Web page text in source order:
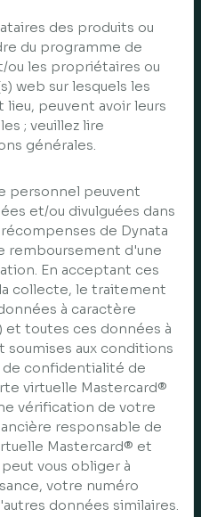
des produits ou
du programme de
ou les propriétaires ou
web sur lesquels les
peuvent avoir leurs
; veuillez lire
générales.
personnel peuvent
et/ou divulguées dans
de Dynata
remboursement d'une
En acceptant ces
collecte, le traitement
à caractère
et toutes ces données à
aux conditions
de confidentialité de
virtuelle Mastercard®
vérification de votre
responsable de
Mastercard® et
vous obliger à
votre numéro
données similaires.